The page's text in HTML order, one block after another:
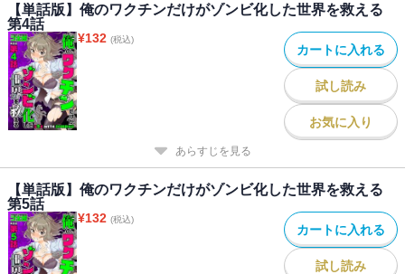
【単話版】俺のワクチンだけがゾンビ化した世界を救える
第4話
¥132 (税込)
カートに入れる
試し読み
お気に入り
あらすじを見る
【単話版】俺のワクチンだけがゾンビ化した世界を救える
第5話
¥132 (税込)
カートに入れる
試し読み